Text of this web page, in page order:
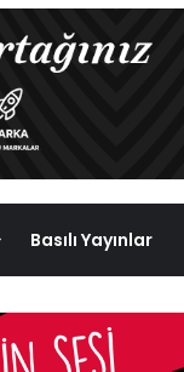
Basılı Yayınlar